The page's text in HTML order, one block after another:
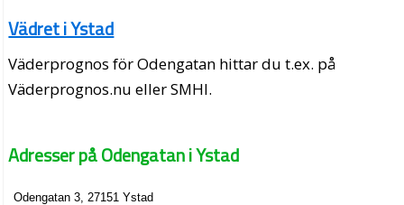
Vädret i Ystad
Väderprognos för Odengatan hittar du t.ex. på
Väderprognos.nu eller SMHI.
Adresser på Odengatan i Ystad
Odengatan 3, 27151 Ystad